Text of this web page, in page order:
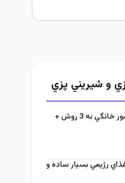
و شيريني پزي
طرز تهيه خیار شور خانگي به 3 روش +
8 نوع غذاي رژيمي بسيار ساده و